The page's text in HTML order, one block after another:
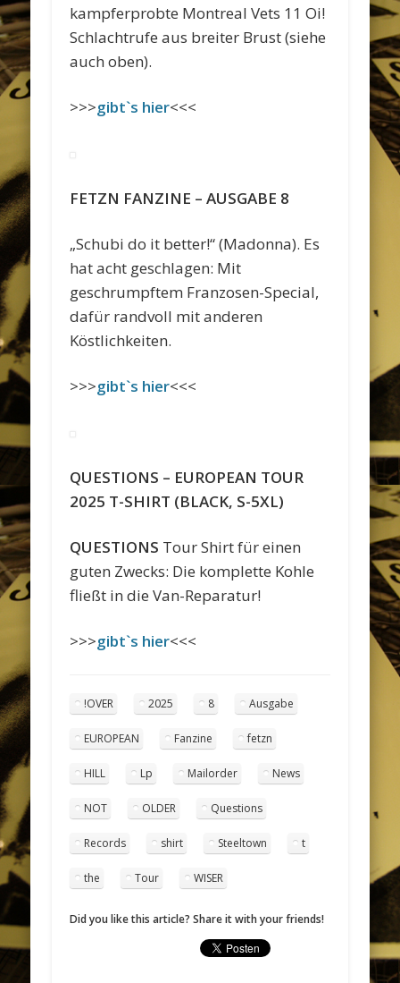
kampferprobte Montreal Vets 11 Oi!
Schlachtrufe aus breiter Brust (siehe
auch oben).
>>>gibt`s hier<<<
FETZN FANZINE – AUSGABE 8
„Schubi do it better!“ (Madonna). Es
hat acht geschlagen: Mit
geschrumpftem Franzosen-Special,
dafür randvoll mit anderen
Köstlichkeiten.
>>>gibt`s hier<<<
QUESTIONS – EUROPEAN TOUR
2025 T-SHIRT (BLACK, S-5XL)
QUESTIONS Tour Shirt für einen
guten Zwecks: Die komplette Kohle
fließt in die Van-Reparatur!
>>>gibt`s hier<<<
!OVER 2025 8 Ausgabe
EUROPEAN Fanzine fetzn
HILL Lp Mailorder News
NOT OLDER Questions
Records shirt Steeltown t
the Tour WISER
Did you like this article? Share it with your friends!